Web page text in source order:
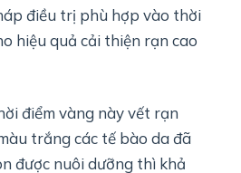
điều trị phù hợp vào thời
hiệu quả cải thiện rạn cao
điểm vàng này vết rạn
trắng các tế bào da đã
được nuôi dưỡng thì khả